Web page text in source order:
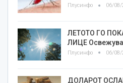
Плусинфо 06/08/
ЛЕТОТО ГО
ЛИЦE
Плусинфо 06/08/
ДОЛАРОТ